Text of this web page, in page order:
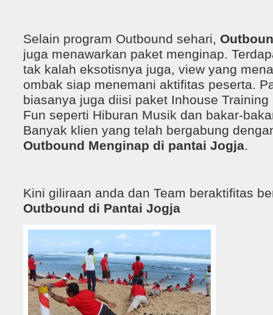
Selain program Outbound sehari,
juga menawarkan paket menginap.
tak kalah eksotisnya juga, view yang
ombak siap menemani aktifitas peserta.
biasanya juga diisi paket Inhouse
Fun seperti Hiburan Musik dan bakar-
Banyak klien yang telah bergabung
Outbound Menginap di pantai Jogja.
Kini giliraan anda dan Team beraktifitas
Outbound di Pantai Jogja